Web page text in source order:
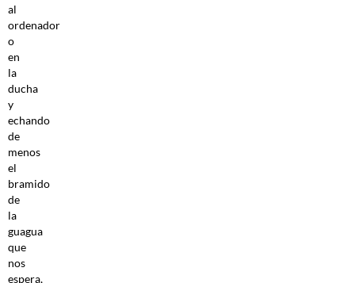
al
ordenador
o
en
la
ducha
y
echando
de
menos
el
bramido
de
la
guagua
que
nos
espera,